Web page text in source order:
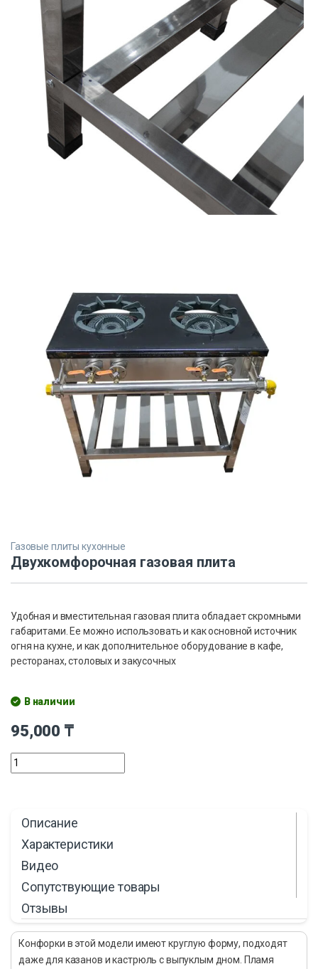
Газовые плиты кухонные
Двухкомфорочная газовая плита
Удобная и вместительная газовая плита обладает скромными
габаритами. Ее можно использовать и как основной источник
огня на кухне, и как дополнительное оборудование в кафе,
ресторанах, столовых и закусочных
В наличии
95,000 ₸
Описание
Характеристики
Видео
Сопутствующие товары
Отзывы
Конфорки в этой модели имеют круглую форму, подходят
даже для казанов и кастрюль с выпуклым дном. Пламя